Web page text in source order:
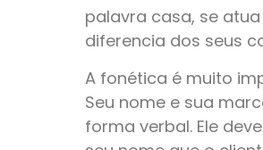
palavra casa, se
diferencia dos seus
A fonética é muito
Seu nome e sua
forma verbal. Ele